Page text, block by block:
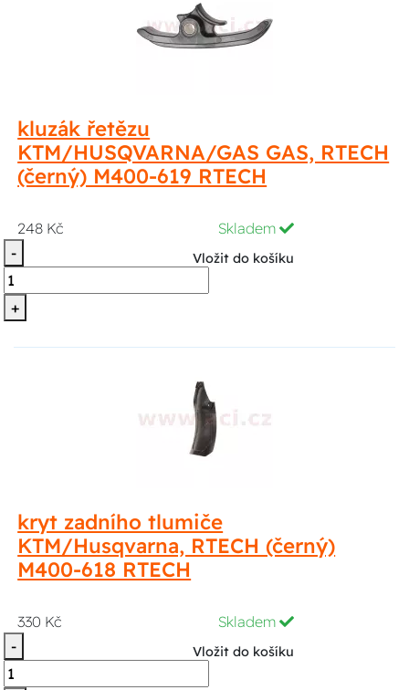
kluzák řetězu
KTM/HUSQVARNA/GAS GAS, RTECH
(černý) M400-619 RTECH
248 Kč
Skladem
-
+
Vložit do košíku
kryt zadního tlumiče
KTM/Husqvarna, RTECH (černý)
M400-618 RTECH
330 Kč
Skladem
-
Vložit do košíku